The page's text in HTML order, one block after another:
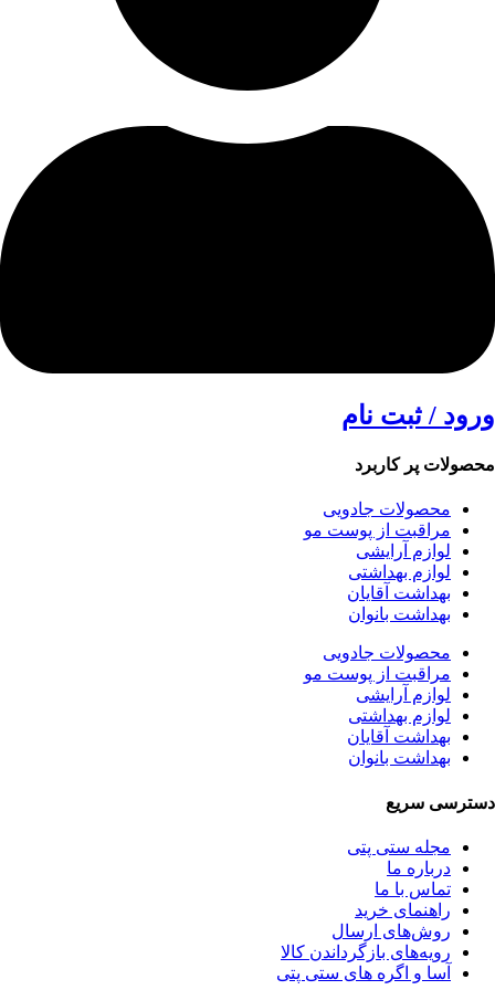
ورود / ثبت نام
محصولات پر کاربرد
محصولات جادویی
مراقبت از پوست مو
لوازم آرایشی
لوازم بهداشتی
بهداشت آقایان
بهداشت بانوان
محصولات جادویی
مراقبت از پوست مو
لوازم آرایشی
لوازم بهداشتی
بهداشت آقایان
بهداشت بانوان
دسترسی سریع
مجله ستی پتی
درباره ما
تماس با ما
راهنمای خرید
روش‌های ارسال
رویه‌های بازگرداندن کالا
آسا و اگره های ستی پتی